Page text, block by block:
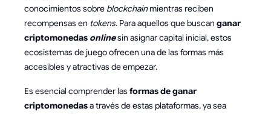
conocimientos sobre blockchainmientras reciben
recompensas en tokens. Para aquellos que buscan ganar
criptomonedas onlinesin asignar capital inicial, estos
ecosistemas de juego ofrecen una de las formas más
accesibles y atractivas de empezar.
Es esencial comprender las formas de ganar
criptomonedasa través de estas plataformas, ya sea